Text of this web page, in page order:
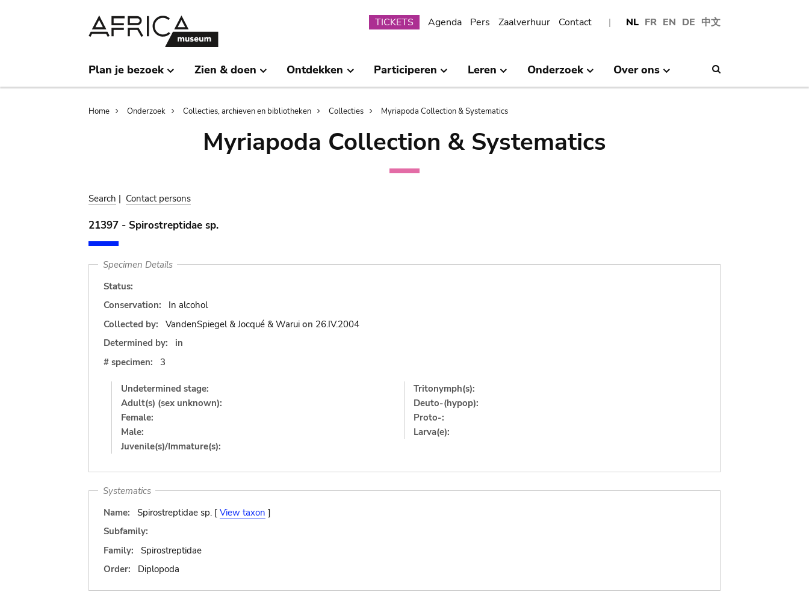
NL FR EN DE 中文
Submenu
TICKETS Agenda Pers Zaalverhuur Contact
Plan je bezoek Zien & doen Ontdekken Participeren Leren Onderzoek Over ons
Breadcrumb
Home Onderzoek Collecties, archieven en bibliotheken Collecties Myriapoda Collection & Systematics
Myriapoda Collection & Systematics
Search | Contact persons
21397 - Spirostreptidae sp.
Specimen Details
Status:
Conservation:
In alcohol
Collected by:
VandenSpiegel & Jocqué & Warui on 26.IV.2004
Determined by:
in
# specimen:
3
Undetermined stage:
Adult(s) (sex unknown):
Female:
Male:
Juvenile(s)/Immature(s):
Tritonymph(s):
Deuto-(hypop):
Proto-:
Larva(e):
Systematics
Name:
Spirostreptidae sp. [ View taxon ]
Subfamily:
Family:
Spirostreptidae
Order:
Diplopoda